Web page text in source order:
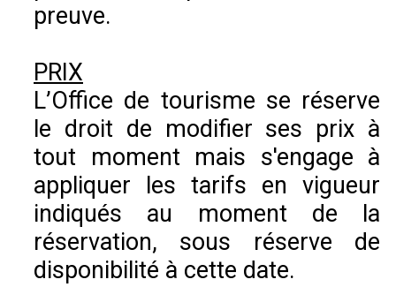
preuve.
PRIX
L’Office de tourisme se réserve
le droit de modifier ses prix à
tout moment mais s'engage à
appliquer les tarifs en vigueur
indiqués au moment de la
réservation, sous réserve de
disponibilité à cette date.